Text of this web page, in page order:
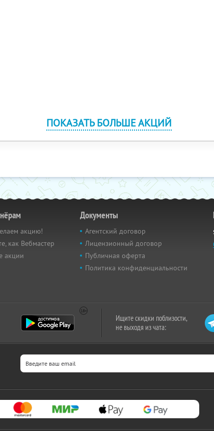
ПОКАЗАТЬ БОЛЬШЕ АКЦИЙ
акцию!
как Вебмастер
акции
Документы
Агентский договор
Лицензионный договор
Публичная оферта
Политика конфиденциальности
Ищите скидки поблизости,
не выходя из чата: